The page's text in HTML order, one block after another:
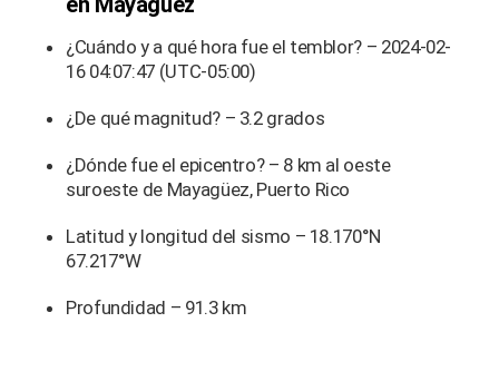
¿Cuándo y a qué hora fue el temblor? – 2024-02-
16 04:07:47 (UTC-05:00)
¿De qué magnitud? – 3.2 grados
¿Dónde fue el epicentro? – 8 km al oeste
suroeste de Mayagüez, Puerto Rico
Latitud y longitud del sismo – 18.170°N
67.217°W
Profundidad – 91.3 km